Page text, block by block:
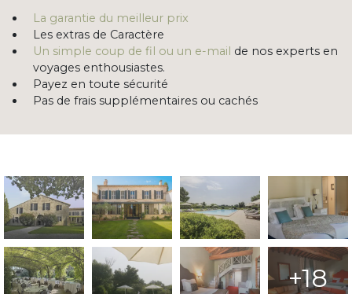
La garantie du meilleur prix
Les extras de Caractère
Un simple coup de fil ou un e-mail de nos experts en
voyages enthousiastes.
Payez en toute sécurité
Pas de frais supplémentaires ou cachés
+18